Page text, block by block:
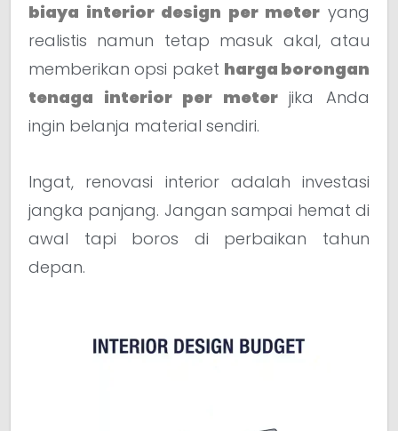
biaya interior design per meter yang
realistis namun tetap masuk akal, atau
memberikan opsi paket harga borongan
tenaga interior per meter jika Anda
ingin belanja material sendiri.
Ingat, renovasi interior adalah investasi
jangka panjang. Jangan sampai hemat di
awal tapi boros di perbaikan tahun
depan.